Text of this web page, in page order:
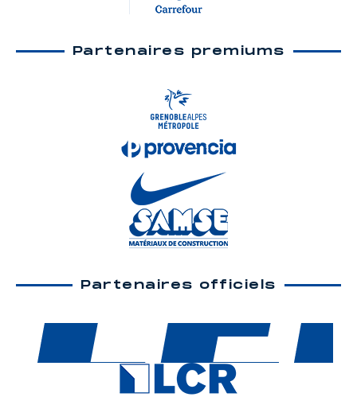
Partenaires premiums
Partenaires officiels